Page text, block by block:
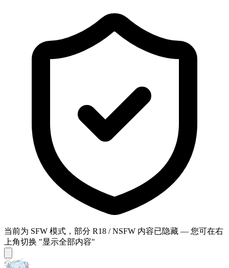
当前为 SFW 模式，部分 R18 / NSFW 内容已隐藏 — 您可在右
上角切换 "显示全部内容"